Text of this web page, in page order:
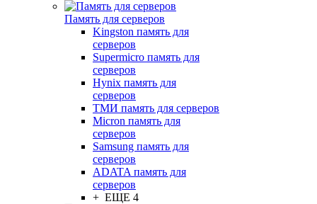
Память для серверов
Kingston память для
серверов
Supermicro память для
серверов
Hynix память для
серверов
ТМИ память для серверов
Micron память для
серверов
Samsung память для
серверов
ADATA память для
серверов
+ ЕЩЕ 4